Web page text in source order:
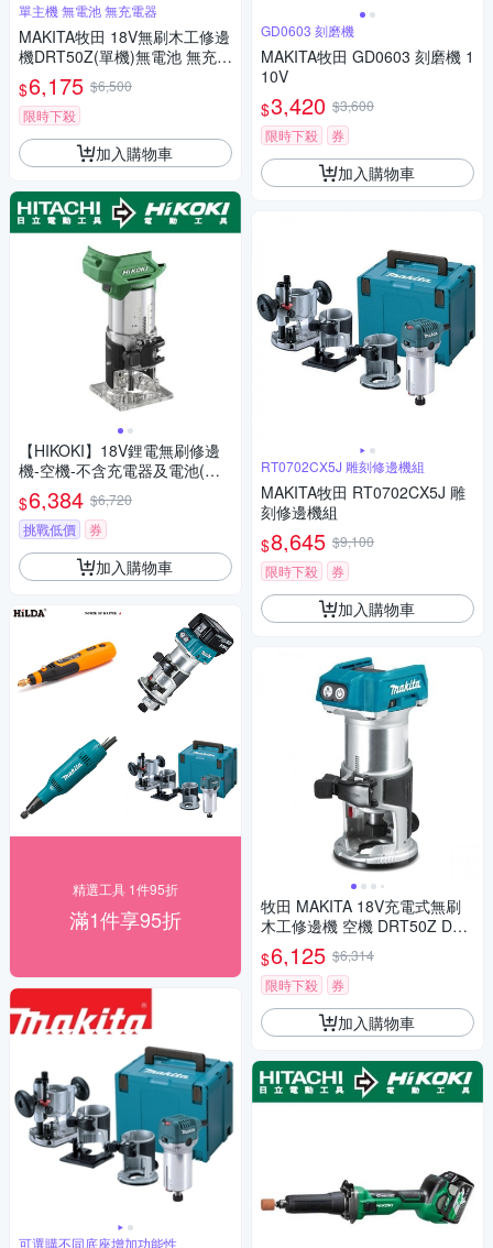
單主機 無電池 無充電器
MAKITA牧田 18V無刷木工修邊
機DRT50Z(單機)無電池 無充電
器
$6,175 $6,500
限時下殺
加入購物車
【HIKOKI】18V鋰電無刷修邊
機-空機-不含充電器及電池(M1
808DA-NN)
$6,384 $6,720
挑戰低價
券
加入購物車
精選工具 1件95折
滿1件享95折
可選購不同底座增加功能性
GD0603 刻磨機
MAKITA牧田 GD0603 刻磨機 1
10V
$3,420 $3,600
限時下殺
券
加入購物車
RT0702CX5J 雕刻修邊機組
MAKITA牧田 RT0702CX5J 雕
刻修邊機組
$8,645 $9,100
限時下殺
券
加入購物車
牧田 MAKITA 18V充電式無刷
木工修邊機 空機 DRT50Z DRT
50Z 18V充電式無刷
$6,125 $6,314
限時下殺
券
加入購物車